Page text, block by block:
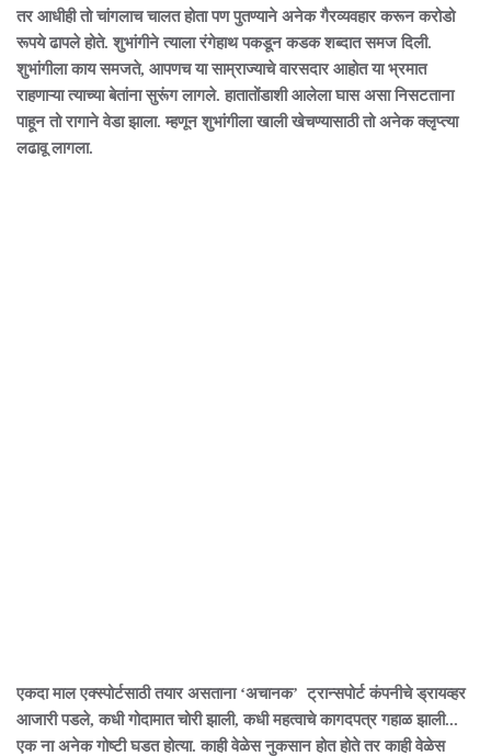
तर आधीही तो चांगलाच चालत होता पण पुतण्याने अनेक गैरव्यवहार करून करोडो
रूपये ढापले होते. शुभांगीने त्याला रंगेहाथ पकडून कडक शब्दात समज दिली.
शुभांगीला काय समजते, आपणच या साम्राज्याचे वारसदार आहोत या भ्रमात
राहणाऱ्या त्याच्या बेतांना सुरूंग लागले. हातातोंडाशी आलेला घास असा निसटताना
पाहून तो रागाने वेडा झाला. म्हणून शुभांगीला खाली खेचण्यासाठी तो अनेक क्लृप्त्या
लढावू लागला.
एकदा माल एक्स्पोर्टसाठी तयार असताना ‘अचानक’ ट्रान्सपोर्ट कंपनीचे ड्रायव्हर
आजारी पडले, कधी गोदामात चोरी झाली, कधी महत्वाचे कागदपत्र गहाळ झाली...
एक ना अनेक गोष्टी घडत होत्या. काही वेळेस नुकसान होत होते तर काही वेळेस